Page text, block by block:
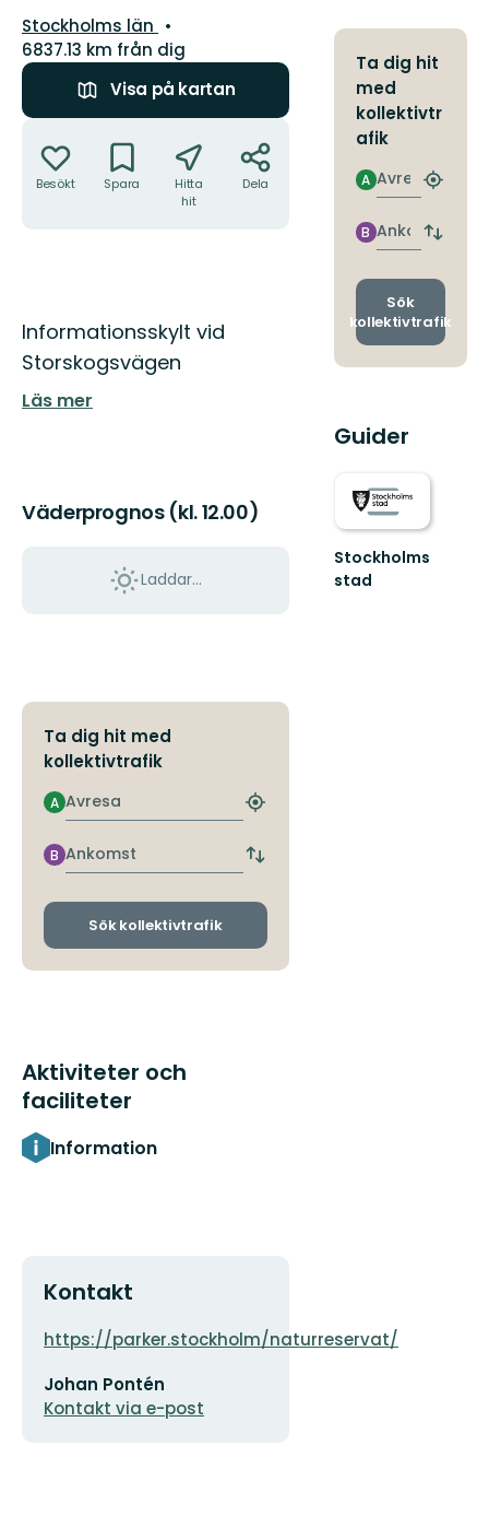
Län:
Stockholms län
6837.13 km från dig
Visa på kartan
Besökt Spara
Hitta
hit
Dela
Beskrivning
Informationsskylt vid
Storskogsvägen
Läs mer
Väderprognos (kl. 12.00)
Laddar...
Ta dig hit med
kollektivtrafik
Avresa
A
Hitta
hållplats
Ankomst
B
Byt
och
Sök kollektivtrafik
Aktiviteter och
faciliteter
Information
Kontakt
Adress
https://parker.stockholm/naturreservat/
postadress
Johan Pontén
Kontakt via e-post
Ta dig hit
med
kollektivtr
afik
Avresa
A
Hitta
Ankomst
B
Byt
och
Sök
kollektivtrafik
Guider
Stockholms
stad